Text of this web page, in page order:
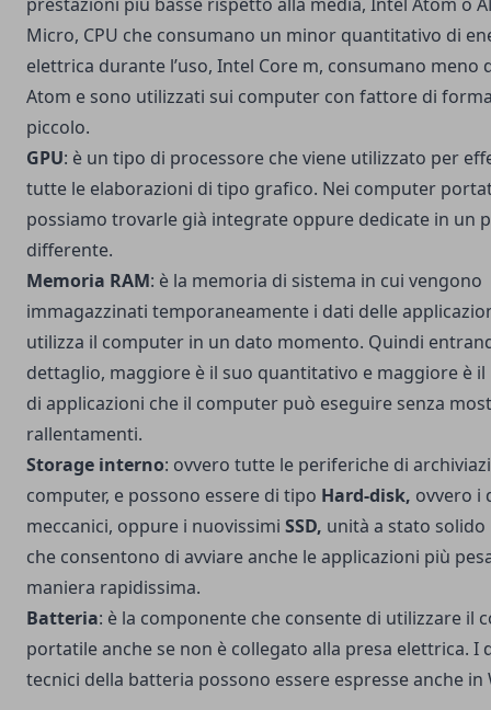
Micro, CPU che consumano un minor quantitativo di
elettrica durante l’uso, Intel Core m, consumano meno
Atom e sono utilizzati sui computer con fattore di
piccolo.
GPU: è un tipo di processore che viene utilizzato per
tutte le elaborazioni di tipo grafico. Nei computer
possiamo trovarle già integrate oppure dedicate in un
differente.
Memoria RAM: è la memoria di sistema in cui vengono
immagazzinati temporaneamente i dati delle
utilizza il computer in un dato momento. Quindi
dettaglio, maggiore è il suo quantitativo e maggiore è
di applicazioni che il computer può eseguire senza
rallentamenti.
Storage interno: ovvero tutte le periferiche di
computer, e possono essere di tipo Hard-disk, ovvero i
meccanici, oppure i nuovissimi SSD, unità a stato solido
che consentono di avviare anche le applicazioni più
maniera rapidissima.
Batteria: è la componente che consente di utilizzare il
portatile anche se non è collegato alla presa elettrica. I
tecnici della batteria possono essere espresse anche in